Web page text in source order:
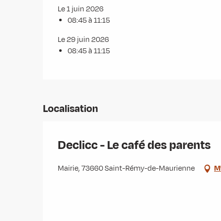
Le 1 juin 2026
08:45 à 11:15
Le 29 juin 2026
08:45 à 11:15
Localisation
Declicc - Le café des parents
Mairie, 73660 Saint-Rémy-de-Maurienne